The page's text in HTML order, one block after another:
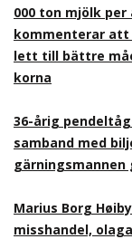
000 ton mjölk per
kommenterar
lett till bättre
korna
36-årig
samband med
gärningsmannen
Marius Borg
misshandel,